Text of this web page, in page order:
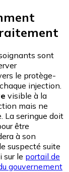
sont
le protège-
injection.
visible à la
mais ne
La seringue doit
être
à son
suspecté suite
sur le portail de
gouvernement